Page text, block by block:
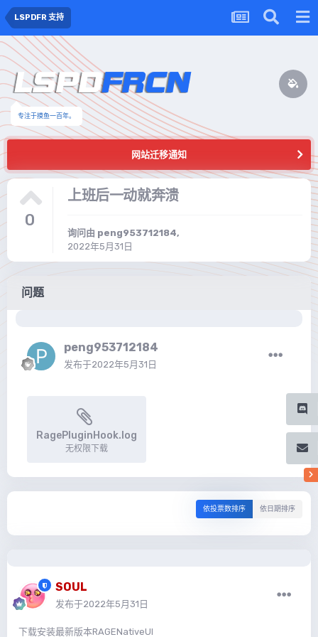
LSPDFR 支持
专注于摸鱼一百年。
网站迁移通知
0
上班后一动就奔溃
询问由 peng953712184,
2022年5月31日
问题
peng953712184
发布于2022年5月31日
RagePluginHook.log
无权限下载
依投票数排序 依日期排序
SOUL
发布于2022年5月31日
下载安装最新版本RAGENativeUI